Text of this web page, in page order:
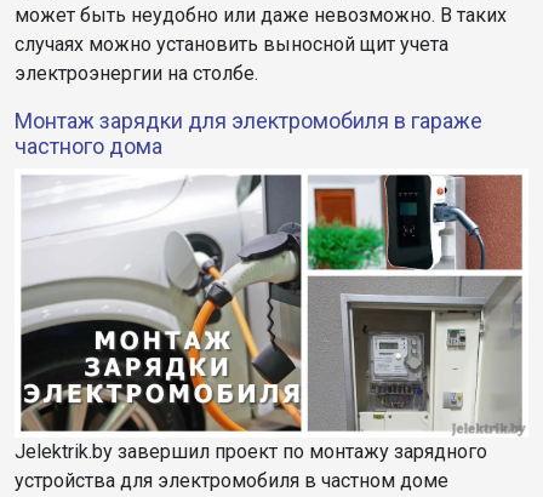
может быть неудобно или даже невозможно. В таких
случаях можно установить выносной щит учета
электроэнергии на столбе.
Монтаж зарядки для электромобиля в гараже
частного дома
Jelektrik.by завершил проект по монтажу зарядного
устройства для электромобиля в частном доме